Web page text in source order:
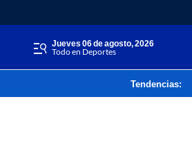
jueves 06 de agosto, 2026
Todo en Deportes
Tendencias: